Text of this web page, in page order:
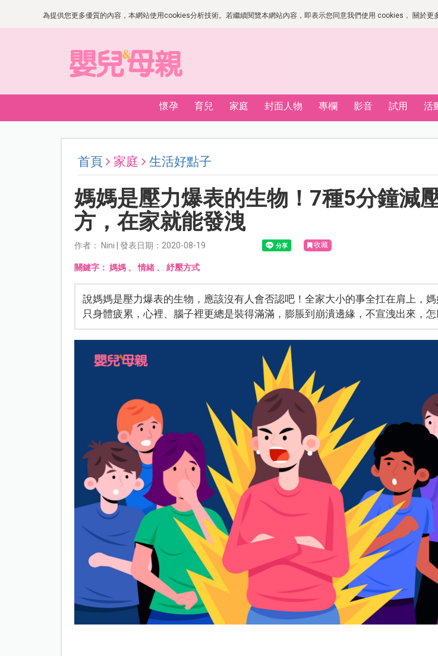
為提供您更多優質的內容，本網站使用cookies分析技術。若繼續閱覽本網站內容，即表示您同意我們使用 cookies， 關於更
懷孕 育兒 家庭 封面人物 專欄 影音 試用 活
首頁 家庭 生活好點子
媽媽是壓力爆表的生物！7種5分鐘減
方，在家就能發洩
作者： Nini | 發表日期：2020-08-19 收藏
關鍵字： 媽媽、情緒、 紓壓方式
說媽媽是壓力爆表的生物，應該沒有人會否認吧！全家大小的事全扛在肩上，
只身體疲累，心裡、腦子裡更總是裝得滿滿，膨脹到崩潰邊緣，不宣洩出來，怎